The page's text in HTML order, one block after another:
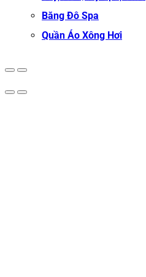
Băng Đô Spa
Quần Áo Xông Hơi